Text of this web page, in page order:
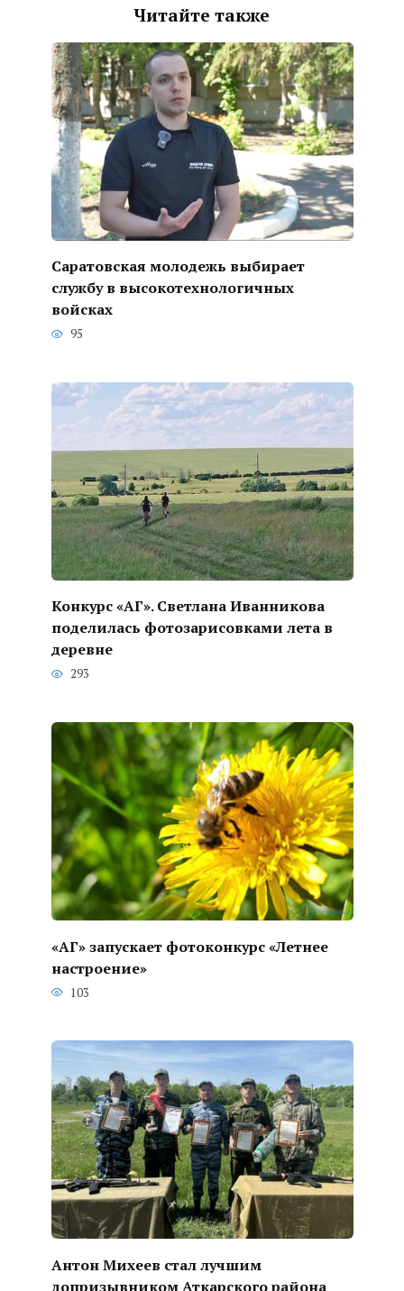
Читайте также
Саратовская молодежь выбирает
службу в высокотехнологичных
войсках
95
Конкурс «АГ». Светлана Иванникова
поделилась фотозарисовками лета в
деревне
293
«АГ» запускает фотоконкурс «Летнее
настроение»
103
Антон Михеев стал лучшим
допризывником Аткарского района